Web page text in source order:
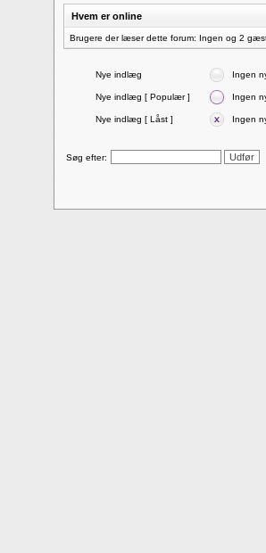
Hvem er online
Brugere der læser dette forum: Ingen og 2
Nye indlæg Ingen
Nye indlæg [ Populær ] Ingen
Nye indlæg [ Låst ] Ingen
Søg efter: